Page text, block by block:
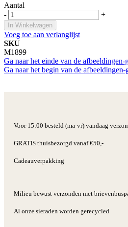
Aantal
-
+
In Winkelwagen
Voeg toe aan verlanglijst
SKU
M1899
Ga naar het einde van de afbeeldingen-
Ga naar het begin van de afbeeldingen-
Voor 15:00 besteld (ma-vr) vandaag
GRATIS thuisbezorgd vanaf €50,-
Cadeauverpakking
Milieu bewust verzonden met
Al onze sieraden worden gerecycled